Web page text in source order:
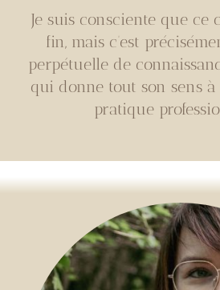
Je suis consciente que ce
fin, mais c’est
perpétuelle de
qui donne tout son sens
pratique